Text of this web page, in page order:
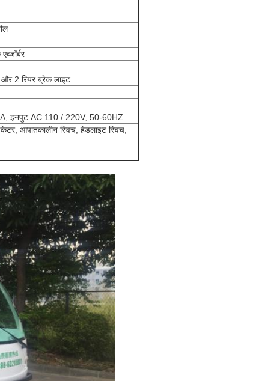
और 2 रियर ब्रेक लाइट
इनपुट AC 110 / 220V, 50-60HZ
आपातकालीन स्विच, हेडलाइट स्विच,